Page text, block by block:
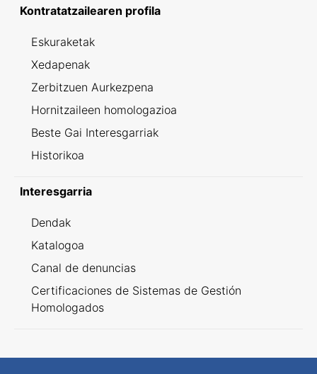
Kontratatzailearen profila
Eskuraketak
Xedapenak
Zerbitzuen Aurkezpena
Hornitzaileen homologazioa
Beste Gai Interesgarriak
Historikoa
Interesgarria
Dendak
Katalogoa
Canal de denuncias
Certificaciones de Sistemas de Gestión
Homologados